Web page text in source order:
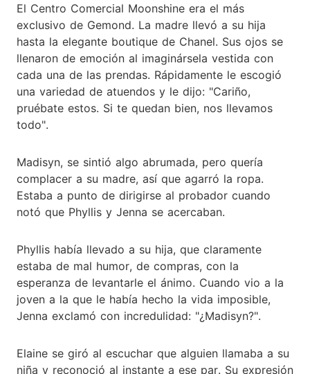
El Centro Comercial Moonshine era el más
exclusivo de Gemond. La madre llevó a su hija
hasta la elegante boutique de Chanel. Sus ojos se
llenaron de emoción al imaginársela vestida con
cada una de las prendas. Rápidamente le escogió
una variedad de atuendos y le dijo: "Cariño,
pruébate estos. Si te quedan bien, nos llevamos
todo".
Madisyn, se sintió algo abrumada, pero quería
complacer a su madre, así que agarró la ropa.
Estaba a punto de dirigirse al probador cuando
notó que Phyllis y Jenna se acercaban.
Phyllis había llevado a su hija, que claramente
estaba de mal humor, de compras, con la
esperanza de levantarle el ánimo. Cuando vio a la
joven a la que le había hecho la vida imposible,
Jenna exclamó con incredulidad: "¿Madisyn?".
Elaine se giró al escuchar que alguien llamaba a su
niña y reconoció al instante a ese par. Su expresión